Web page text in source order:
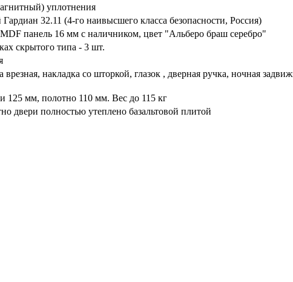
уплотнения
32.11 (4-го наивысшего класса безопасности, Россия)
MDF панель 16 мм с наличником, цвет "Альберо браш серебро"
скрытого типа - 3 шт.
врезная, накладка со шторкой, глазок , дверная ручка, ночная
125 мм, полотно 110 мм. Вес до 115 кг
двери полностью утеплено базальтовой плитой